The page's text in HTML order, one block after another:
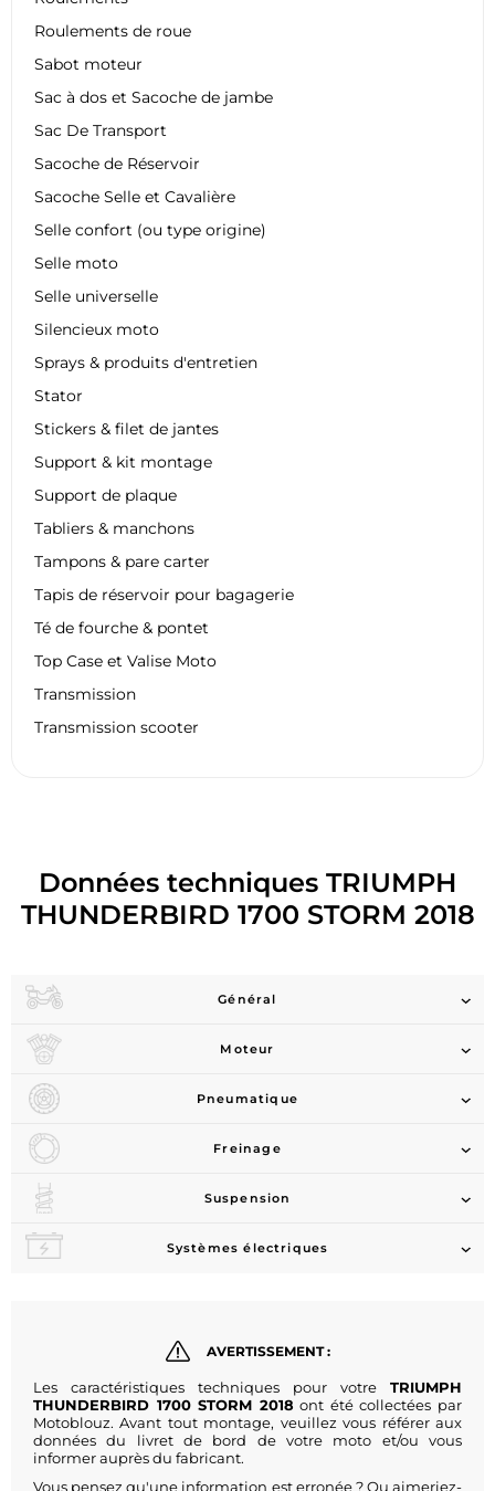
Roulements de roue
Sabot moteur
Sac à dos et Sacoche de jambe
Sac De Transport
Sacoche de Réservoir
Sacoche Selle et Cavalière
Selle confort (ou type origine)
Selle moto
Selle universelle
Silencieux moto
Sprays & produits d'entretien
Stator
Stickers & filet de jantes
Support & kit montage
Support de plaque
Tabliers & manchons
Tampons & pare carter
Tapis de réservoir pour bagagerie
Té de fourche & pontet
Top Case et Valise Moto
Transmission
Transmission scooter
Données techniques TRIUMPH
THUNDERBIRD 1700 STORM 2018
Général
Moteur
Pneumatique
Freinage
Suspension
Systèmes électriques
AVERTISSEMENT :
Les caractéristiques techniques pour votre TRIUMPH
THUNDERBIRD 1700 STORM 2018 ont été collectées par
Motoblouz. Avant tout montage, veuillez vous référer aux
données du livret de bord de votre moto et/ou vous
informer auprès du fabricant.
Vous pensez qu'une information est erronée ? Ou aimeriez-